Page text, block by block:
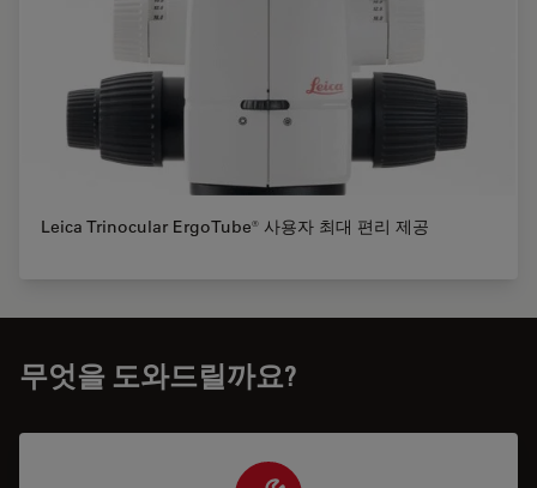
Leica Trinocular ErgoTube® 사용자 최대 편리 제공
무엇을 도와드릴까요?